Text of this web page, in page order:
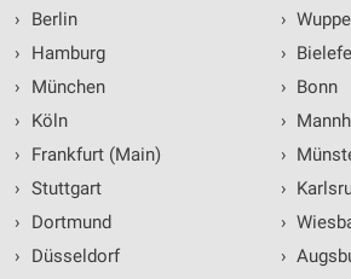
›
Berlin
›
Hamburg
›
München
›
Köln
›
Frankfurt (Main)
› Stuttgart
›
Dortmund
›
Düsseldorf
›
›
› Bonn
›
›
›
›
›